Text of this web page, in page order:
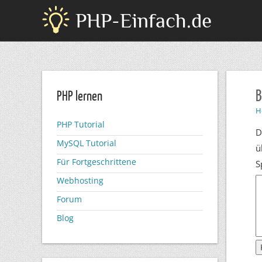
PHP-Einfach.de
PHP lernen
PHP Tutorial
MySQL Tutorial
Für Fortgeschrittene
Webhosting
Forum
Blog